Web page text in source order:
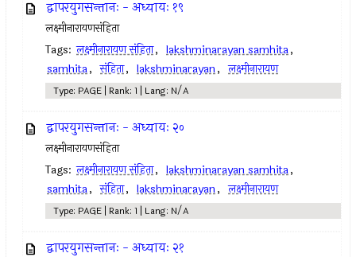
द्वापरयुगसन्तानः - अध्यायः १९
लक्ष्मीनारायणसंहिता
Tags: लक्ष्मीनारायण संहिता, lakshminarayan samhita,
samhita, संहिता, lakshminarayan, लक्ष्मीनारायण
Type: PAGE | Rank: 1 | Lang: N/A
द्वापरयुगसन्तानः - अध्यायः २०
लक्ष्मीनारायणसंहिता
Tags: लक्ष्मीनारायण संहिता, lakshminarayan samhita,
samhita, संहिता, lakshminarayan, लक्ष्मीनारायण
Type: PAGE | Rank: 1 | Lang: N/A
द्वापरयुगसन्तानः - अध्यायः २१